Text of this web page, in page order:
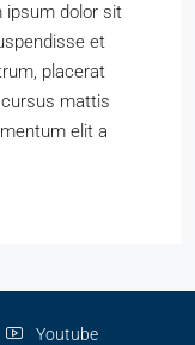
ipsum dolor sit
et
placerat
mattis
elit a
Youtube